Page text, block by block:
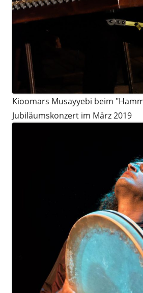
Kioomars Musayyebi beim
Jubiläumskonzert im März 2019